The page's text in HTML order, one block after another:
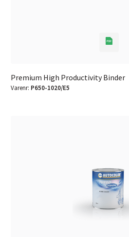
Premium High Productivity Binder
Varenr: P650-1020/E5